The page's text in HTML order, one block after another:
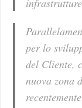
per lo
del Cliente,
nuova zona